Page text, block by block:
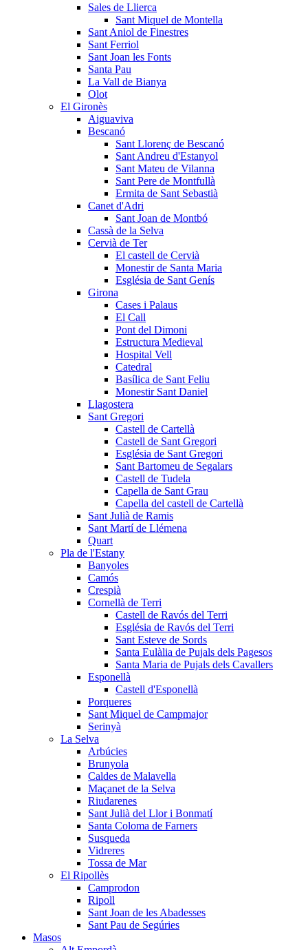
Sales de Llierca
Sant Miquel de Montella
Sant Aniol de Finestres
Sant Ferriol
Sant Joan les Fonts
Santa Pau
La Vall de Bianya
Olot
El Gironès
Aiguaviva
Bescanó
Sant Llorenç de Bescanó
Sant Andreu d'Estanyol
Sant Mateu de Vilanna
Sant Pere de Montfullà
Ermita de Sant Sebastià
Canet d'Adri
Sant Joan de Montbó
Cassà de la Selva
Cervià de Ter
El castell de Cervià
Monestir de Santa Maria
Església de Sant Genís
Girona
Cases i Palaus
El Call
Pont del Dimoni
Estructura Medieval
Hospital Vell
Catedral
Basílica de Sant Feliu
Monestir Sant Daniel
Llagostera
Sant Gregori
Castell de Cartellà
Castell de Sant Gregori
Església de Sant Gregori
Sant Bartomeu de Segalars
Castell de Tudela
Capella de Sant Grau
Capella del castell de Cartellà
Sant Julià de Ramis
Sant Martí de Llémena
Quart
Pla de l'Estany
Banyoles
Camós
Crespià
Cornellà de Terri
Castell de Ravós del Terri
Església de Ravós del Terri
Sant Esteve de Sords
Santa Eulàlia de Pujals dels Pagesos
Santa Maria de Pujals dels Cavallers
Esponellà
Castell d'Esponellà
Porqueres
Sant Miquel de Campmajor
Serinyà
La Selva
Arbúcies
Brunyola
Caldes de Malavella
Maçanet de la Selva
Riudarenes
Sant Julià del Llor i Bonmatí
Santa Coloma de Farners
Susqueda
Vidreres
Tossa de Mar
El Ripollès
Camprodon
Ripoll
Sant Joan de les Abadesses
Sant Pau de Segúries
Masos